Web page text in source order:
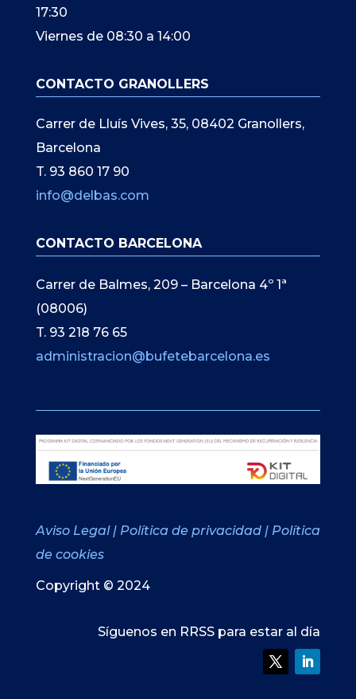
17:30
Viernes de 08:30 a 14:00
CONTACTO GRANOLLERS
Carrer de Lluís Vives, 35, 08402 Granollers,
Barcelona
T. 93 860 17 90
info@delbas.com
CONTACTO BARCELONA
Carrer de Balmes, 209 – Barcelona 4º 1ª
(08006)
T. 93 218 76 65
administracion@bufetebarcelona.es
Aviso Legal | Política de privacidad | Política
de cookies
Copyright © 2024
Síguenos en RRSS para estar al día